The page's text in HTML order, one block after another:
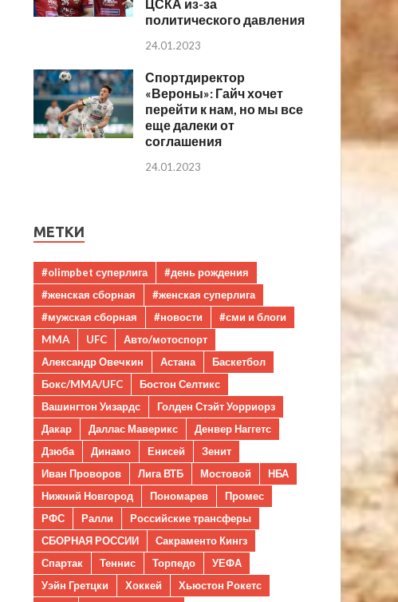
ЦСКА из-за
политического давления
24.01.2023
Спортдиректор
«Вероны»: Гайч хочет
перейти к нам, но мы все
еще далеки от
соглашения
24.01.2023
МЕТКИ
#olimpbet суперлига
#день рождения
#женская сборная
#женская суперлига
#мужская сборная
#новости
#сми и блоги
MMA
UFC
Авто/мотоспорт
Александр Овечкин
Астана
Баскетбол
Бокс/MMA/UFC
Бостон Селтикс
Вашингтон Уизардс
Голден Стэйт Уорриорз
Дакар
Даллас Маверикс
Денвер Наггетс
Дзюба
Динамо Енисей
Зенит
Иван Проворов
Лига ВТБ Мостовой
НБА
Нижний Новгород
Пономарев
Промес
РФС
Ралли
Российские трансферы
СБОРНАЯ РОССИИ
Сакраменто Кингз
Спартак
Теннис Торпедо
УЕФА
Уэйн Гретцки
Хоккей
Хьюстон Рокетс